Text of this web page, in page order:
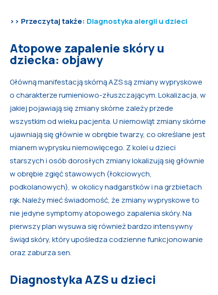
>> Przeczytaj także: Diagnostyka alergii u dzieci
Atopowe zapalenie skóry u
dziecka: objawy
Główną manifestacją skórną AZS są zmiany wypryskowe
o charakterze rumieniowo-złuszczającym. Lokalizacja, w
jakiej pojawiają się zmiany skórne zależy przede
wszystkim od wieku pacjenta. U niemowląt zmiany skórne
ujawniają się głównie w obrębie twarzy, co określane jest
mianem wyprysku niemowlęcego. Z kolei u dzieci
starszych i osób dorosłych zmiany lokalizują się głównie
w obrębie zgięć stawowych (łokciowych,
podkolanowych), w okolicy nadgarstków i na grzbietach
rąk. Należy mieć świadomość, że zmiany wypryskowe to
nie jedyne symptomy atopowego zapalenia skóry. Na
pierwszy plan wysuwa się również bardzo intensywny
świąd skóry, który upośledza codzienne funkcjonowanie
oraz zaburza sen.
Diagnostyka AZS u dzieci